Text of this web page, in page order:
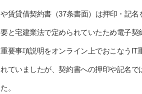
や賃貸借契約書（37条書面）は押印・記
要と宅建業法で定められていたため電子契
重要事項説明をオンライン上でおこなうIT
れていましたが、契約書への押印や記名で
た。